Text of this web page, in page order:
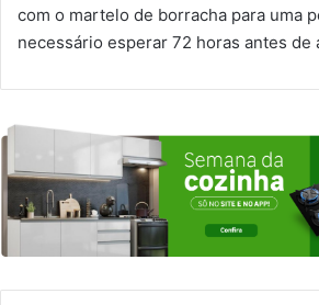
com o martelo de borracha para uma
necessário esperar 72 horas antes de